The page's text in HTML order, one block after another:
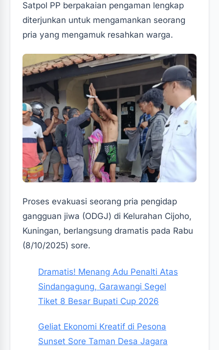
Satpol PP berpakaian pengaman lengkap
diterjunkan untuk mengamankan seorang
pria yang mengamuk resahkan warga.
Proses evakuasi seorang pria pengidap
gangguan jiwa (ODGJ) di Kelurahan Cijoho,
Kuningan, berlangsung dramatis pada Rabu
(8/10/2025) sore.
Dramatis! Menang Adu Penalti Atas
Sindangagung, Garawangi Segel
Tiket 8 Besar Bupati Cup 2026
Geliat Ekonomi Kreatif di Pesona
Sunset Sore Taman Desa Jagara